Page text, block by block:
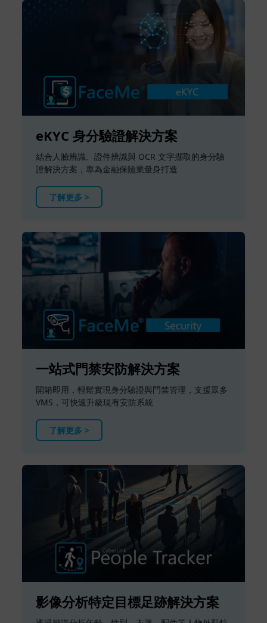
eKYC 身分驗證解決方案
結合人臉辨識、證件辨識與 OCR 文字擷取的身分驗
證解決方案，專為金融保險業量身打造
了解更多 >
一站式門禁安防解決方案
開箱即用，輕鬆實現身分驗證與門禁管理，支援眾多
VMS，可快速升級現有安防系統
了解更多 >
影像分析特定目標足跡解決方案